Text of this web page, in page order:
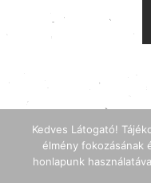
2026 © Magyar H. P.
Kedves Látogató!
élmény fokozásának
honlapunk